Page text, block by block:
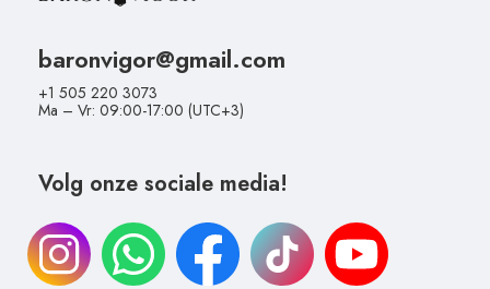
baronvigor@gmail.com
+1 505 220 3073
Ma – Vr: 09:00-17:00 (UTC+3)
Volg onze sociale media!